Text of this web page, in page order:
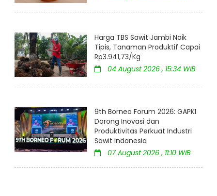
Harga TBS Sawit Jambi Naik
Tipis, Tanaman Produktif Capai
Rp3.941,73/Kg
04 August 2026 , 15:34 WIB
9th Borneo Forum 2026: GAPKI
Dorong Inovasi dan
Produktivitas Perkuat Industri
Sawit Indonesia
07 August 2026 , 11:10 WIB